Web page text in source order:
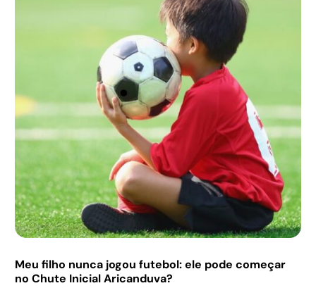
Meu filho nunca jogou futebol: ele pode começar
no Chute Inicial Aricanduva?